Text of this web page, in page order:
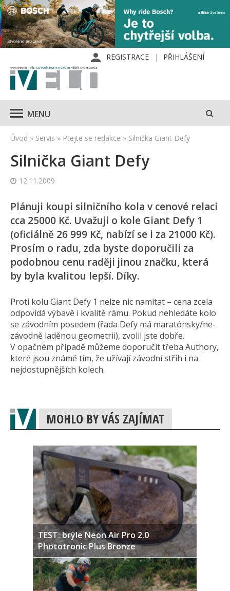
REGISTRACE PŘIHLÁŠENÍ
MENU
Úvod » Servis » Ptejte se redakce » Silnička Giant Defy
Silnička Giant Defy
12.11.2009
Plánuji koupi silničního kola v cenové relaci
cca 25000 Kč. Uvažuji o kole Giant Defy 1
(oficiálně 26 999 Kč, nabízí se i za 21000 Kč).
Prosím o radu, zda byste doporučili za
podobnou cenu raději jinou značku, která
by byla kvalitou lepší. Díky.
Proti kolu Giant Defy 1 nelze nic namítat – cena zcela
odpovídá výbavě i kvalitě rámu. Pokud nehledáte kolo
se závodním posedem (řada Defy má maratónsky/ne­
závodně laděnou geometrii), zvolil jste dobře.
V opačném případě můžeme doporučit třeba Authory,
které jsou známé tím, že užívají závodní střih i na
nejdostupnějších kolech.
MOHLO BY VÁS ZAJÍMAT
TEST: brýle Neon Air Pro 2.0
Phototronic Plus Bronze